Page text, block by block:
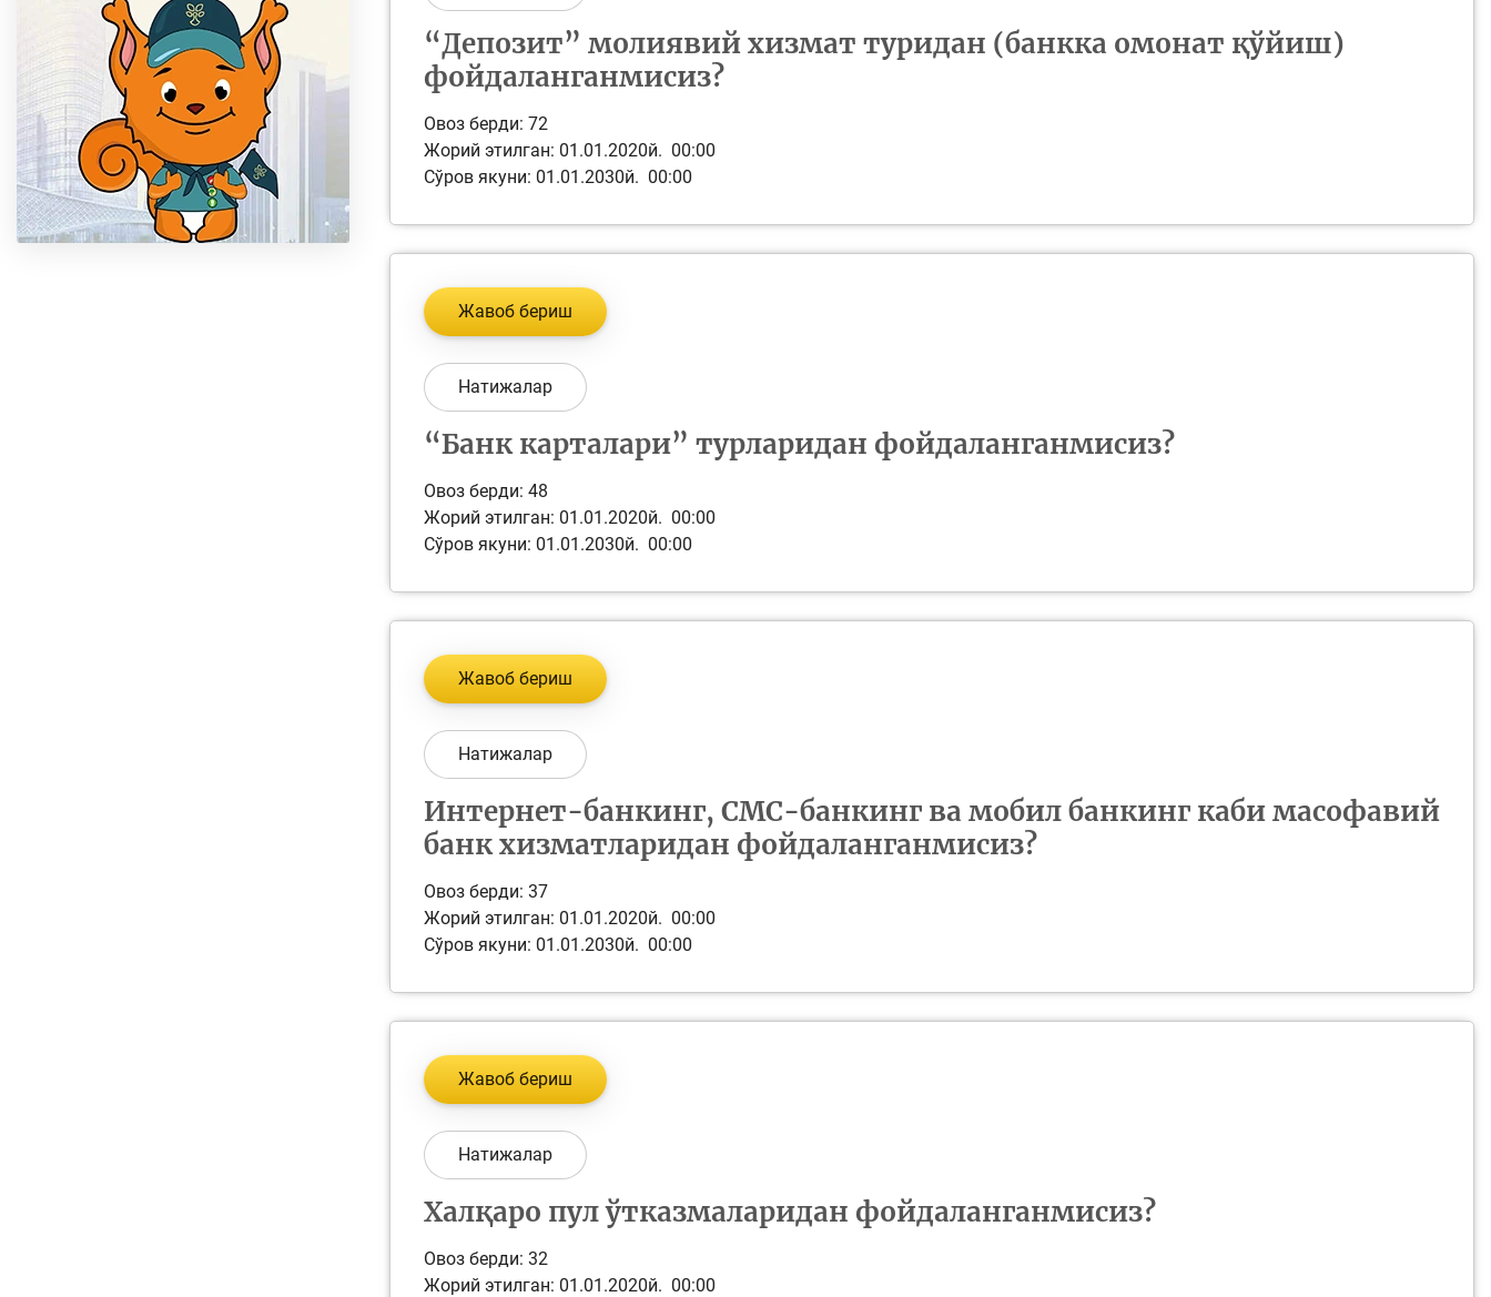
“Депозит” молиявий хизмат туридан (банкка омонат қўйиш)
фойдаланганмисиз?
Овоз берди: 72
Жорий этилган: 01.01.2020й. 00:00
Сўров якуни: 01.01.2030й. 00:00
Жавоб бериш
Натижалар
“Банк карталари” турларидан фойдaланганмисиз?
Овоз берди: 48
Жорий этилган: 01.01.2020й. 00:00
Сўров якуни: 01.01.2030й. 00:00
Жавоб бериш
Натижалар
Интернет-банкинг, СМС-банкинг ва мобил банкинг каби масофавий
банк хизматларидан фойдаланганмисиз?
Овоз берди: 37
Жорий этилган: 01.01.2020й. 00:00
Сўров якуни: 01.01.2030й. 00:00
Жавоб бериш
Натижалар
Халқаро пул ўтказмаларидан фойдаланганмисиз?
Овоз берди: 32
Жорий этилган: 01.01.2020й. 00:00